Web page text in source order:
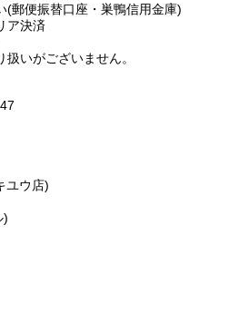
便振替口座・巣鴨信用金庫)
ア決済
いがございません。
ユウ店)
)